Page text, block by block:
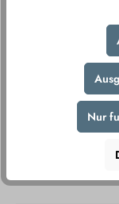
Fair
Durch
Ihnen
Nur